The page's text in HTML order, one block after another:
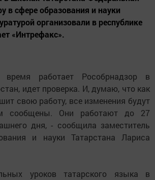
в сфере образования и науки
организовали в республике
«Интрефакс».
работает Рособрнадзор в
идет проверка. И, думаю, что как
свою работу, все изменения будут
сообщены. Они работают до 27
дня, - сообщила заместитель
и науки Татарстана Лариса
уроков татарского языка в